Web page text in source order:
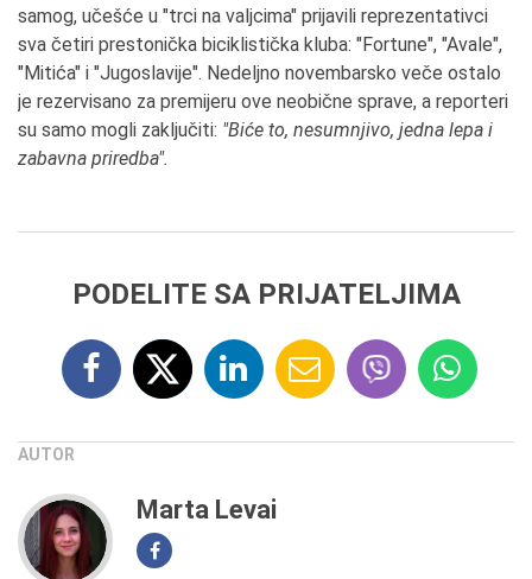
samog, učešće u "trci na valjcima" prijavili reprezentativci
sva četiri prestonička biciklistička kluba: "Fortune", "Avale",
"Mitića" i "Jugoslavije". Nedeljno novembarsko veče ostalo
je rezervisano za premijeru ove neobične sprave, a reporteri
su samo mogli zaključiti: "Biće to, nesumnjivo, jedna lepa i
zabavna priredba".
PODELITE SA PRIJATELJIMA
AUTOR
Marta Levai